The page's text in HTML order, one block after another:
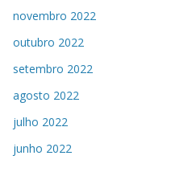
novembro 2022
outubro 2022
setembro 2022
agosto 2022
julho 2022
junho 2022